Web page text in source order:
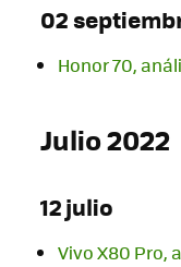
02
Honor 70,
Julio 2022
12 julio
Vivo X80 Pro,